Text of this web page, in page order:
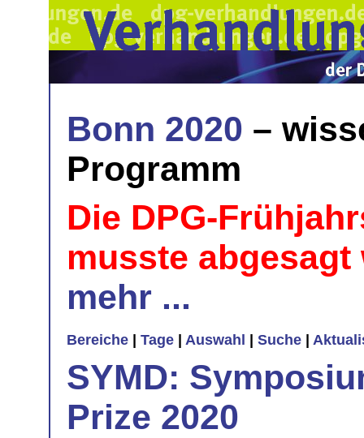
Bonn 2020 –
Programm
Die DPG-
musste
mehr ...
Bereiche | Tage | Auswahl | Suche |
SYMD:
Prize 2020